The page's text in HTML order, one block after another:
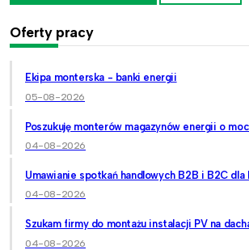
Oferty pracy
Ekipa monterska - banki energii
05-08-2026
Poszukuję monterów magazynów energii o
04-08-2026
Umawianie spotkań handlowych B2B i B2C dla
04-08-2026
Szukam firmy do montażu instalacji PV na
04-08-2026